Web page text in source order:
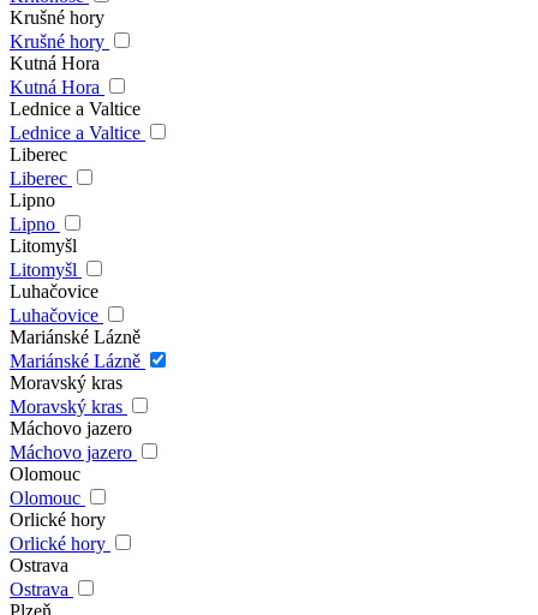
Krušné hory
Krušné hory
Kutná Hora
Kutná Hora
Lednice a Valtice
Lednice a Valtice
Liberec
Liberec
Lipno
Lipno
Litomyšl
Litomyšl
Luhačovice
Luhačovice
Mariánské Lázně
Mariánské Lázně
Moravský kras
Moravský kras
Máchovo jazero
Máchovo jazero
Olomouc
Olomouc
Orlické hory
Orlické hory
Ostrava
Ostrava